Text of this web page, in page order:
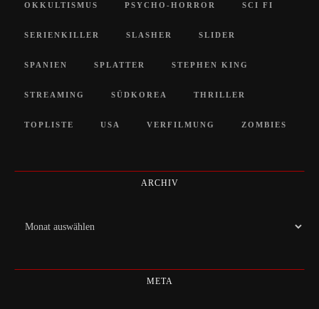
OKKULTISMUS PSYCHO-HORROR SCI FI
SERIENKILLER SLASHER SLIDER
SPANIEN SPLATTER STEPHEN KING
STREAMING SÜDKOREA THRILLER
TOPLISTE USA VERFILMUNG ZOMBIES
ARCHIV
Archiv
META